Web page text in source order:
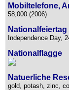
Mobiltelefone,
58,000 (2006)
Nationalfeiertag
Independence Day,
Nationalflagge
Natuerliche
gold, potash, zinc,